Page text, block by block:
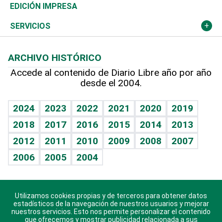
Caribe
Resto del mundo
Global y variable
Economía personal
Novedades
Podcast Arte Libre
Hablando con el pediatra
Vida y familia
Eñe
Celebrando la vida
Sin complejos
En pocas palabras
Escuchando al corazón
Olimpismo
Más deportes
Línea de hit
BRV
TBT Deportivo
Frente al Statu Quo
El Espía
Más firmas
Despertando al gigante
Cambio climático
Deportes
Opinión
Hecho en casa
Guía del dinero
EDICIÓN IMPRESA
SERVICIOS
Cumpleaños
Horóscopos
Juegos
ARCHIVO HISTÓRICO
Accede al contenido de Diario Libre año por año
desde el 2004.
2024 2023 2022 2021 2020
2019
2018
2017 2016 2015 2014
2013
2012
2011 2010 2009 2008
2007
2006
2005 2004
Descarga nuestras aplicaciones para Android, iOS y
sistema Huawei.
Utilizamos cookies propias y de terceros para obtener datos
estadísticos de la navegación de nuestros usuarios y mejorar
nuestros servicios. Esto nos permite personalizar el contenido
que ofrecemos y mostrar publicidad relacionada a sus